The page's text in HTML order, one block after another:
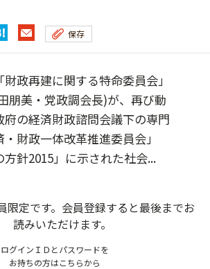
保存
政再建に関する特命委員会」
朋美・党政調会長)が、再び動
府の経済財政諮問会議下の専門
財政一体改革推進委員会」
針2015」に示された社会...
限定です。会員登録すると最後までお
読みいただけます。
ログインＩＤとパスワードを
お持ちの方はこちらから